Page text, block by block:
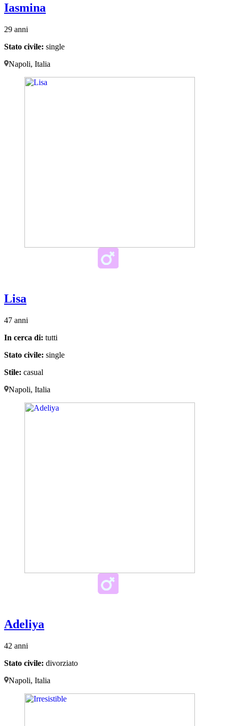
Iasmina
29 anni
Stato civile: single
Napoli, Italia
Lisa
47 anni
In cerca di: tutti
Stato civile: single
Stile: casual
Napoli, Italia
Adeliya
42 anni
Stato civile: divorziato
Napoli, Italia